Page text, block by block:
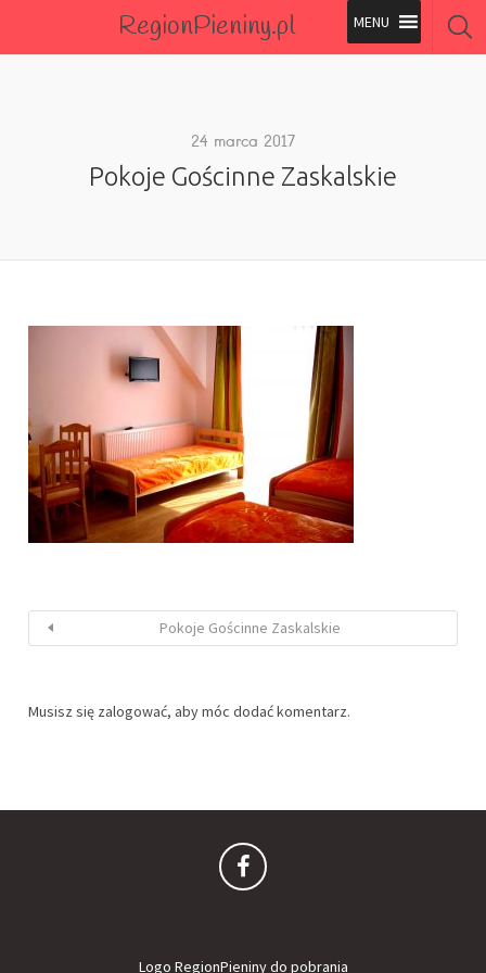
RegionPieniny.pl
Wszystkie Obiekty
24 marca 2017
Pokoje Gościnne Zaskalskie
Pokoje Gościnne Zaskalskie
Musisz się zalogować, aby móc dodać komentarz.
Logo RegionPieniny do pobrania